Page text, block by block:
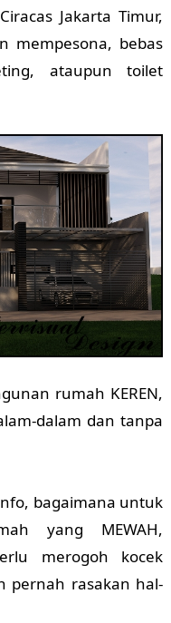
Jakarta Timur,
mempesona, bebas
ataupun toilet
rumah KEREN,
dalam dan tanpa
bagaimana untuk
yang MEWAH,
merogoh kocek
pernah rasakan hal-